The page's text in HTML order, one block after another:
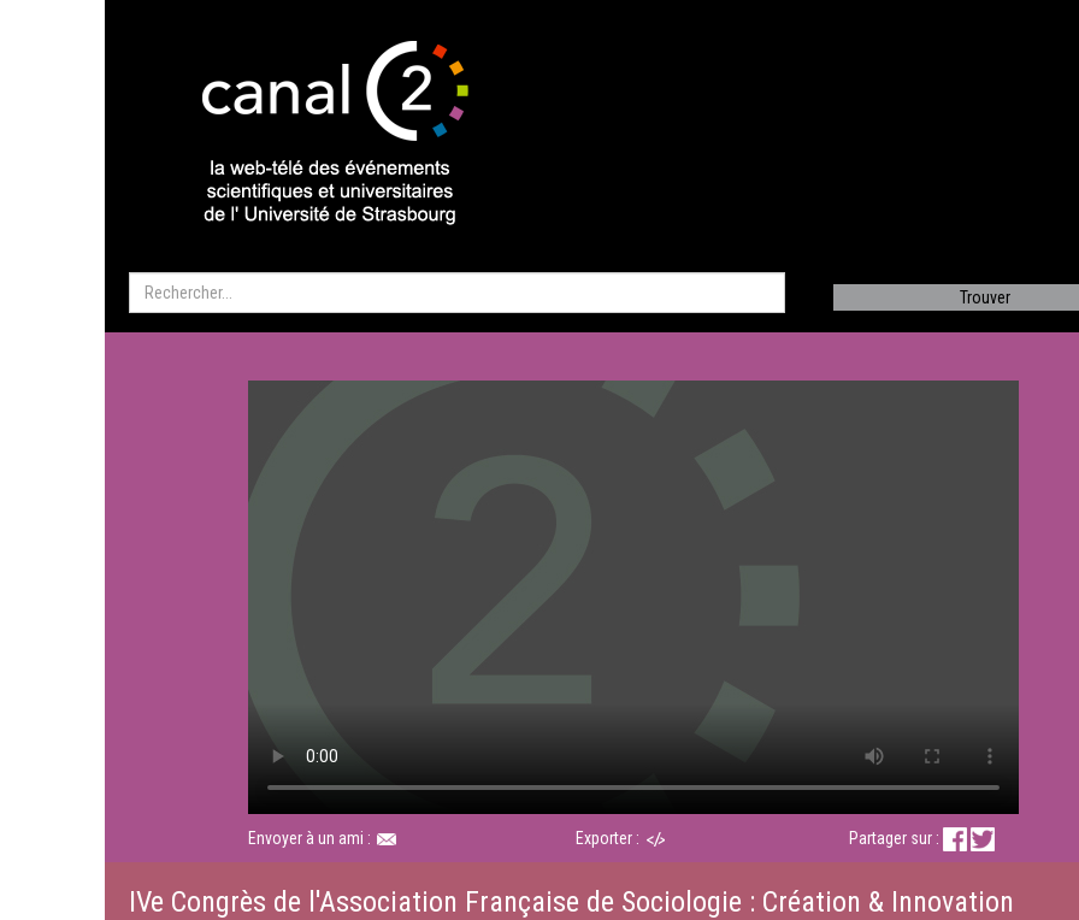
Envoyer à un ami : Exporter : Partager sur :
IVe Congrès de l'Association Française de Sociologie : Création & Innovation